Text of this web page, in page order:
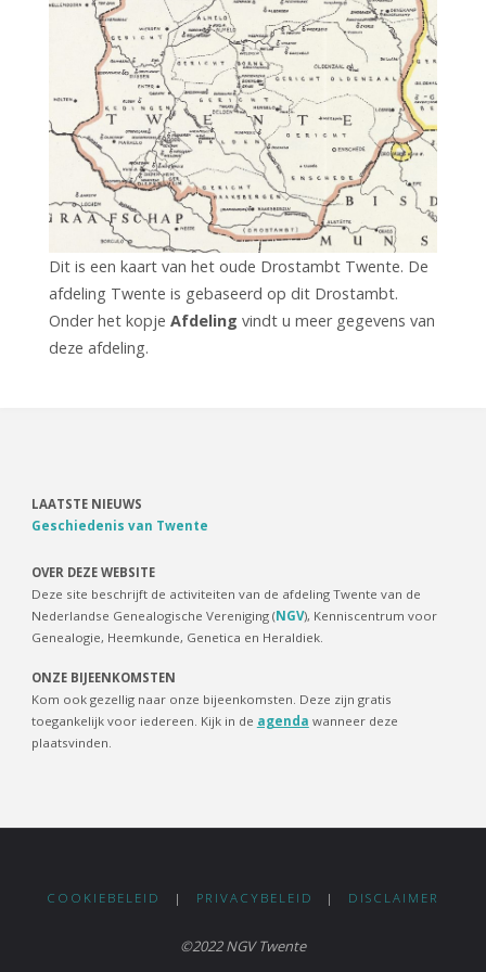
Dit is een kaart van het oude Drostambt Twente. De
afdeling Twente is gebaseerd op dit Drostambt.
Onder het kopje Afdeling vindt u meer gegevens van
deze afdeling.
LAATSTE NIEUWS
Geschiedenis van Twente
OVER DEZE WEBSITE
Deze site beschrijft de activiteiten van de afdeling Twente van de
Nederlandse Genealogische Vereniging (NGV), Kenniscentrum voor
Genealogie, Heemkunde, Genetica en Heraldiek.
ONZE BIJEENKOMSTEN
Kom ook gezellig naar onze bijeenkomsten. Deze zijn gratis
toegankelijk voor iedereen. Kijk in de agenda wanneer deze
plaatsvinden.
COOKIEBELEID | PRIVACYBELEID | DISCLAIMER
©2022 NGV Twente